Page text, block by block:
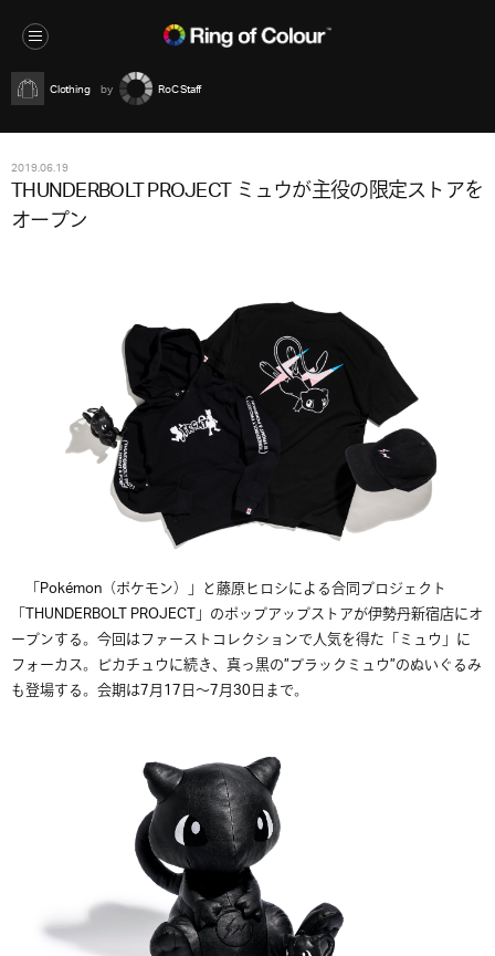
Clothing RoC Staff
2019.06.19
THUNDERBOLT PROJECT ミュウが主役の限定ストアを
オープン
「Pokémon （ポケモン）」と藤原ヒロシによる合同プロジェクト
「THUNDERBOLT PROJECT」のポップアップストアが伊勢丹新宿店にオ
ープンする。今回はファーストコレクションで人気を得た「ミュウ」 に
フォーカス。ピカチュウに続き、真っ黒の”ブラックミュウ”のぬいぐるみ
も登場する。会期は7月17日～7月30日まで。